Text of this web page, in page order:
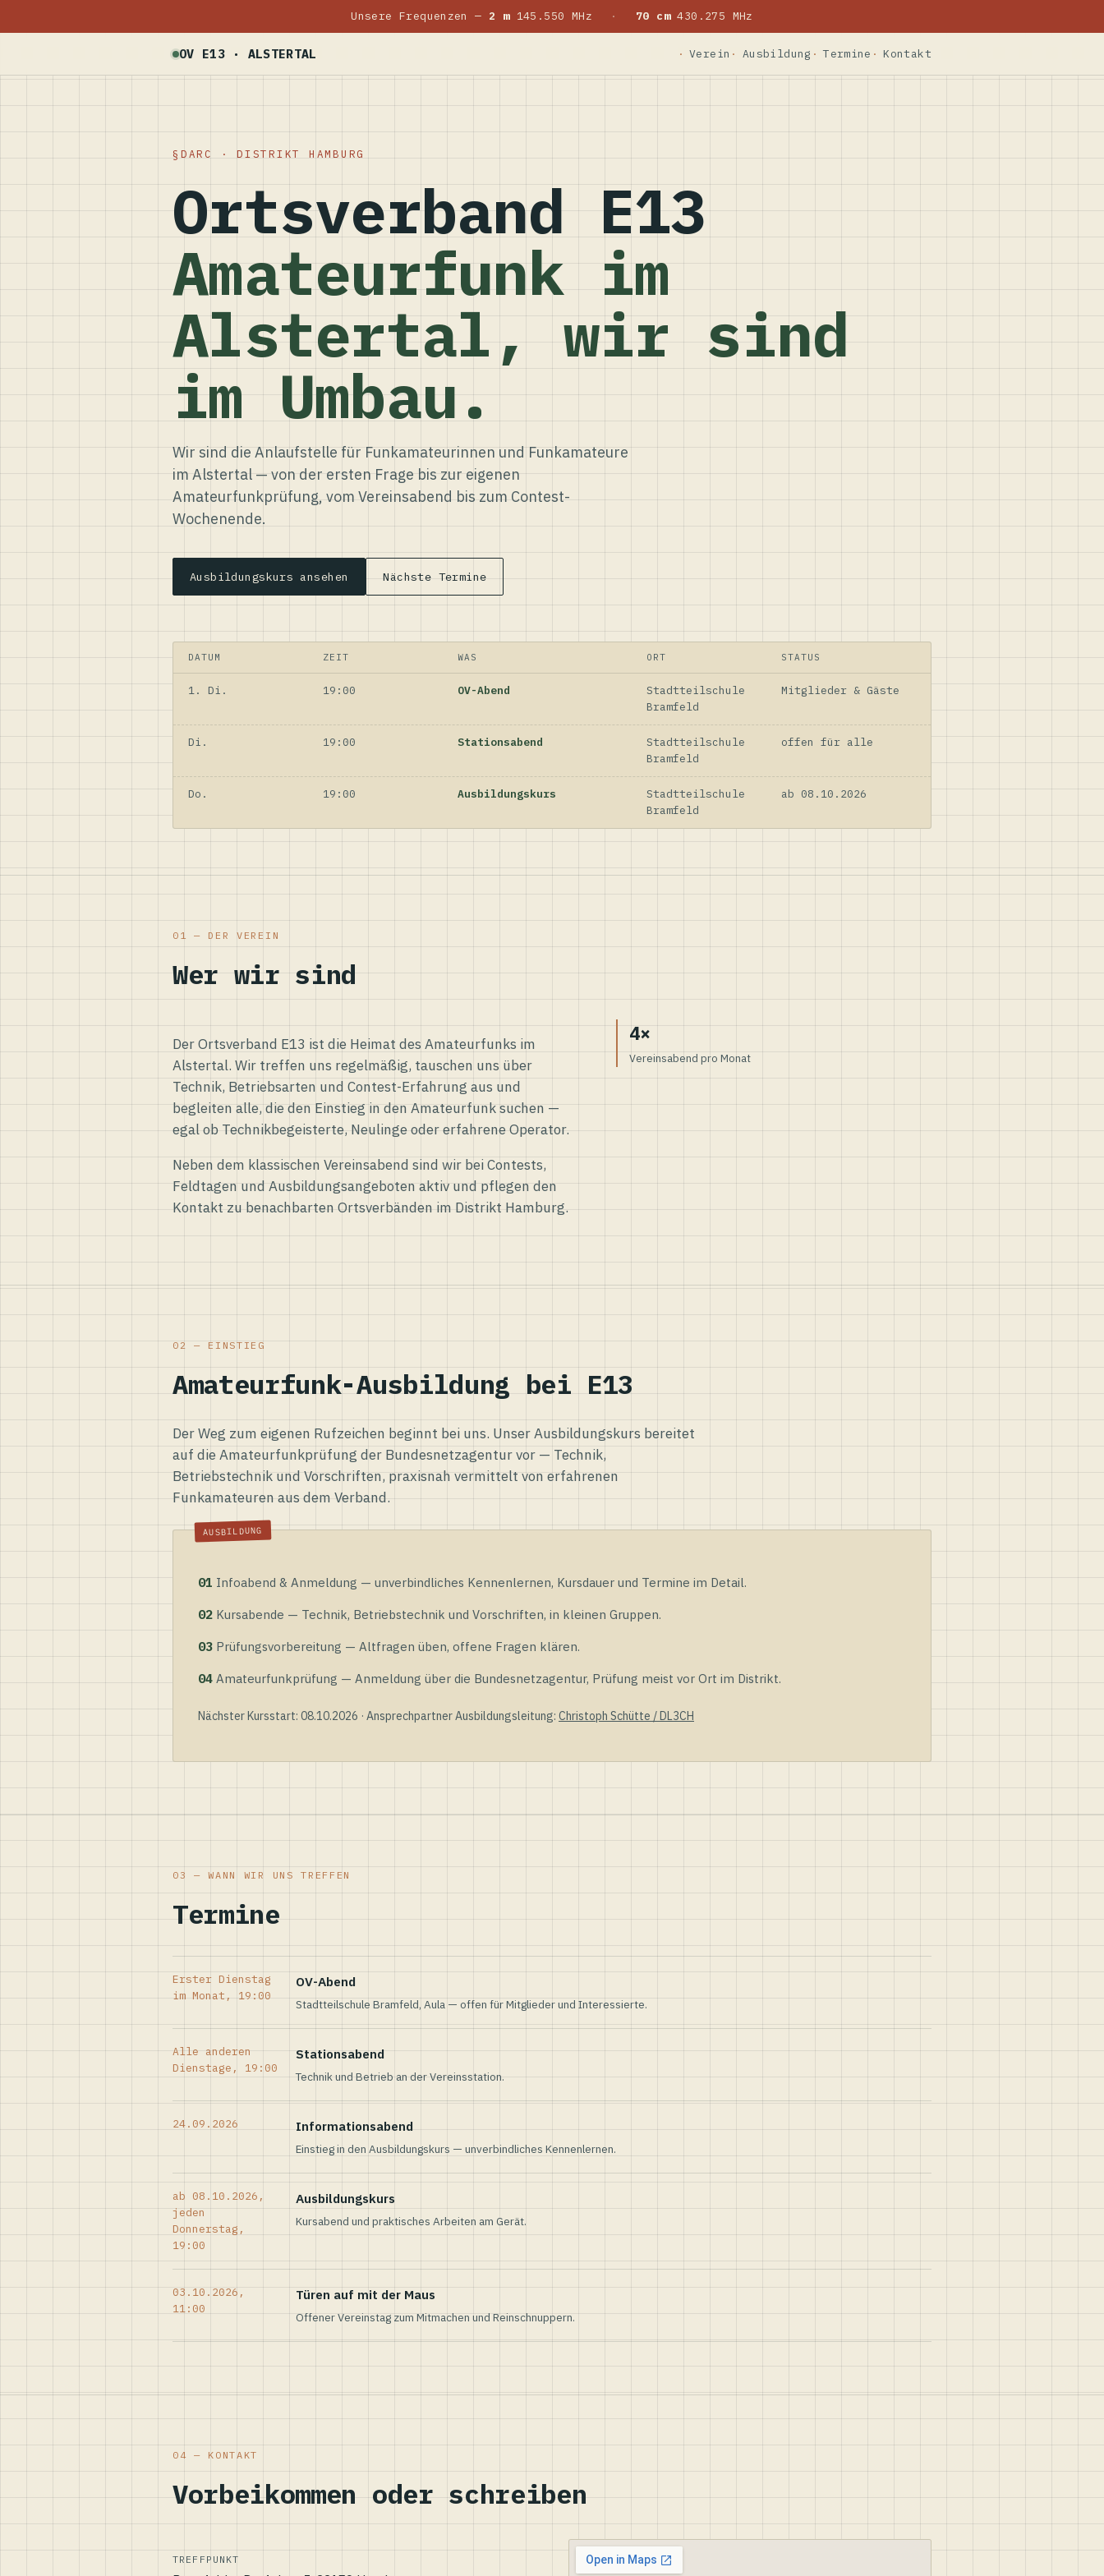
Unsere Frequenzen — 2 m145.550 MHz · 70 cm430.275 MHz
OV E13 · ALSTERTAL Verein Ausbildung Termine Kontakt
DARC · DISTRIKT HAMBURG
Ortsverband E13
Amateurfunk im
Alstertal, wir sind
im Umbau.
Wir sind die Anlaufstelle für Funkamateurinnen und Funkamateure
im Alstertal — von der ersten Frage bis zur eigenen
Amateurfunkprüfung, vom Vereinsabend bis zum Contest-
Wochenende.
Ausbildungskurs ansehen Nächste Termine
DATUM ZEIT WAS ORT STATUS
1. Di. 19:00 OV-Abend
Stadtteilschule
Bramfeld
Mitglieder & Gäste
Di. 19:00 Stationsabend
Stadtteilschule
Bramfeld
offen für alle
Do. 19:00 Ausbildungskurs
Stadtteilschule
Bramfeld
ab 08.10.2026
01 — DER VEREIN
Wer wir sind
Der Ortsverband E13 ist die Heimat des Amateurfunks im
Alstertal. Wir treffen uns regelmäßig, tauschen uns über
Technik, Betriebsarten und Contest-Erfahrung aus und
begleiten alle, die den Einstieg in den Amateurfunk suchen —
egal ob Technikbegeisterte, Neulinge oder erfahrene Operator.
Neben dem klassischen Vereinsabend sind wir bei Contests,
Feldtagen und Ausbildungsangeboten aktiv und pflegen den
Kontakt zu benachbarten Ortsverbänden im Distrikt Hamburg.
4×
Vereinsabend pro Monat
02 — EINSTIEG
Amateurfunk-Ausbildung bei E13
Der Weg zum eigenen Rufzeichen beginnt bei uns. Unser Ausbildungskurs bereitet
auf die Amateurfunkprüfung der Bundesnetzagentur vor — Technik,
Betriebstechnik und Vorschriften, praxisnah vermittelt von erfahrenen
Funkamateuren aus dem Verband.
01 Infoabend & Anmeldung — unverbindliches Kennenlernen, Kursdauer und Termine im Detail.
02 Kursabende — Technik, Betriebstechnik und Vorschriften, in kleinen Gruppen.
03 Prüfungsvorbereitung — Altfragen üben, offene Fragen klären.
04 Amateurfunkprüfung — Anmeldung über die Bundesnetzagentur, Prüfung meist vor Ort im Distrikt.
Nächster Kursstart: 08.10.2026 · Ansprechpartner Ausbildungsleitung: Christoph Schütte / DL3CH
03 — WANN WIR UNS TREFFEN
Termine
Erster Dienstag
im Monat, 19:00
OV-Abend
Stadtteilschule Bramfeld, Aula — offen für Mitglieder und Interessierte.
Alle anderen
Dienstage, 19:00
Stationsabend
Technik und Betrieb an der Vereinsstation.
24.09.2026 Informationsabend
Einstieg in den Ausbildungskurs — unverbindliches Kennenlernen.
ab 08.10.2026,
jeden
Donnerstag,
19:00
Ausbildungskurs
Kursabend und praktisches Arbeiten am Gerät.
03.10.2026,
11:00
Türen auf mit der Maus
Offener Vereinstag zum Mitmachen und Reinschnuppern.
04 — KONTAKT
Vorbeikommen oder schreiben
TREFFPUNKT